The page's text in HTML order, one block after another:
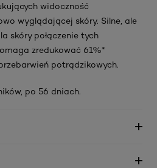
widoczność
wyglądającej skóry. Silne, ale
skóry połączenie tych
zredukować 61%*
potrądzikowych.
po 56 dniach.